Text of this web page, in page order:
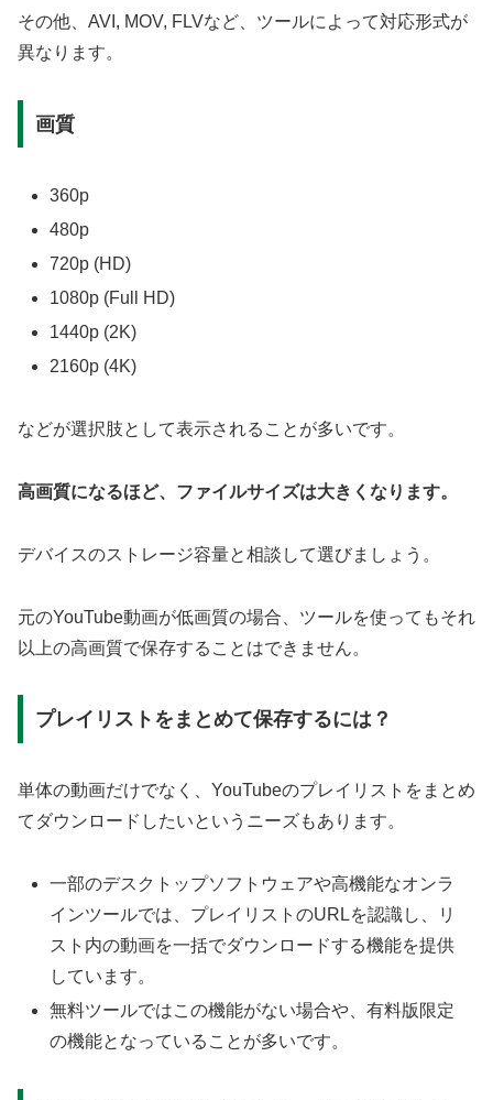
その他、AVI, MOV, FLVなど、ツールによって対応形式が
異なります。
画質
360p
480p
720p (HD)
1080p (Full HD)
1440p (2K)
2160p (4K)
などが選択肢として表示されることが多いです。
高画質になるほど、ファイルサイズは大きくなります。
デバイスのストレージ容量と相談して選びましょう。
元のYouTube動画が低画質の場合、ツールを使ってもそれ
以上の高画質で保存することはできません。
プレイリストをまとめて保存するには？
単体の動画だけでなく、YouTubeのプレイリストをまとめ
てダウンロードしたいというニーズもあります。
一部のデスクトップソフトウェアや高機能なオンラ
インツールでは、プレイリストのURLを認識し、リ
スト内の動画を一括でダウンロードする機能を提供
しています。
無料ツールではこの機能がない場合や、有料版限定
の機能となっていることが多いです。